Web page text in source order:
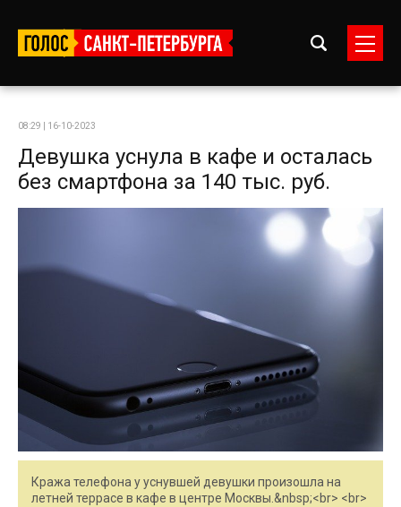
08:29 | 16-10-2023
Девушка уснула в кафе и осталась
без смартфона за 140 тыс. руб.
Кража телефона у уснувшей девушки произошла на
летней террасе в кафе в центре Москвы.&nbsp;<br> <br>